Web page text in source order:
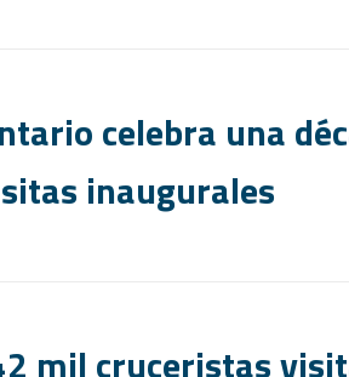
celebra una
inaugurales
mil cruceristas